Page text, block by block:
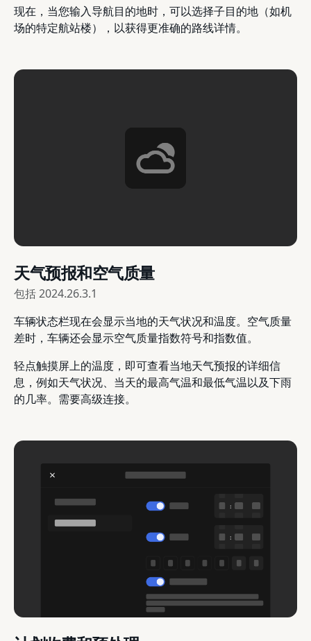
现在，当您输入导航目的地时，可以选择子目的地（如机
场的特定航站楼），以获得更准确的路线详情。
天气预报和空气质量
包括2024.26.3.1
车辆状态栏现在会显示当地的天气状况和温度。空气质量
差时，车辆还会显示空气质量指数符号和指数值。
轻点触摸屏上的温度，即可查看当地天气预报的详细信
息，例如天气状况、当天的最高气温和最低气温以及下雨
的几率。需要高级连接。